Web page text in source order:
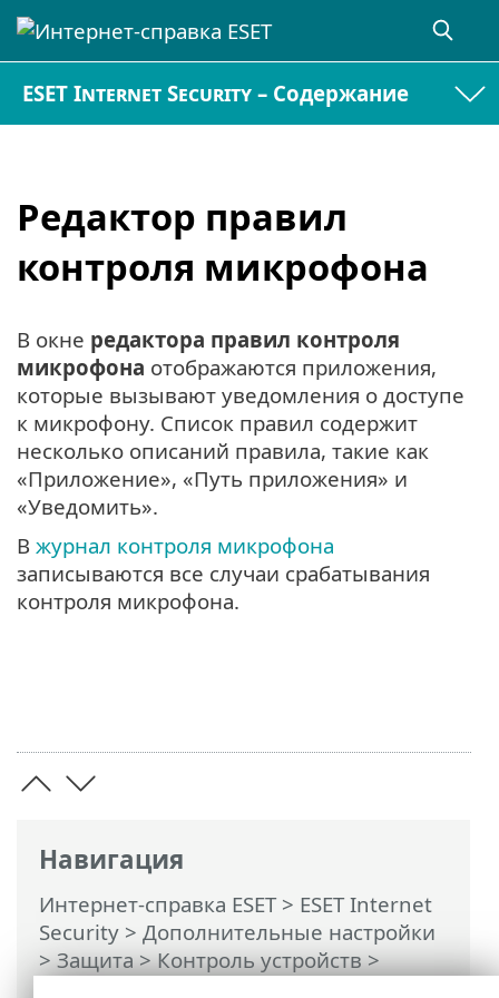
ESET Internet Security – Содержание
Редактор правил
контроля микрофона
Навигация
Интернет-справка ESET> ESET Internet
Security > Дополнительные настройки
>Защита>Контроль устройств>
В окне редактора правил контроля
микрофона отображаются приложения,
которые вызывают уведомления о доступе
к микрофону. Список правил содержит
несколько описаний правила, такие как
«Приложение», «Путь приложения» и
«Уведомить».
В журнал контроля микрофона
записываются все случаи срабатывания
контроля микрофона.